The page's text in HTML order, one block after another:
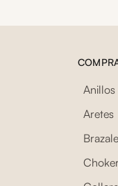
Anillos
Aretes